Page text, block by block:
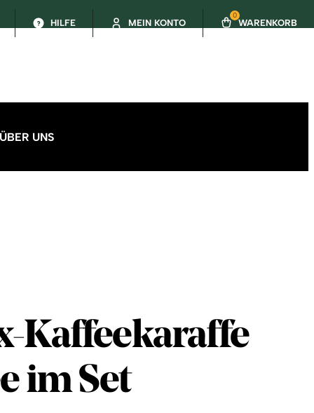
HILFE MEIN KONTO
0
WARENKORB
ÜBER UNS
Kaffeekaraffe
im Set